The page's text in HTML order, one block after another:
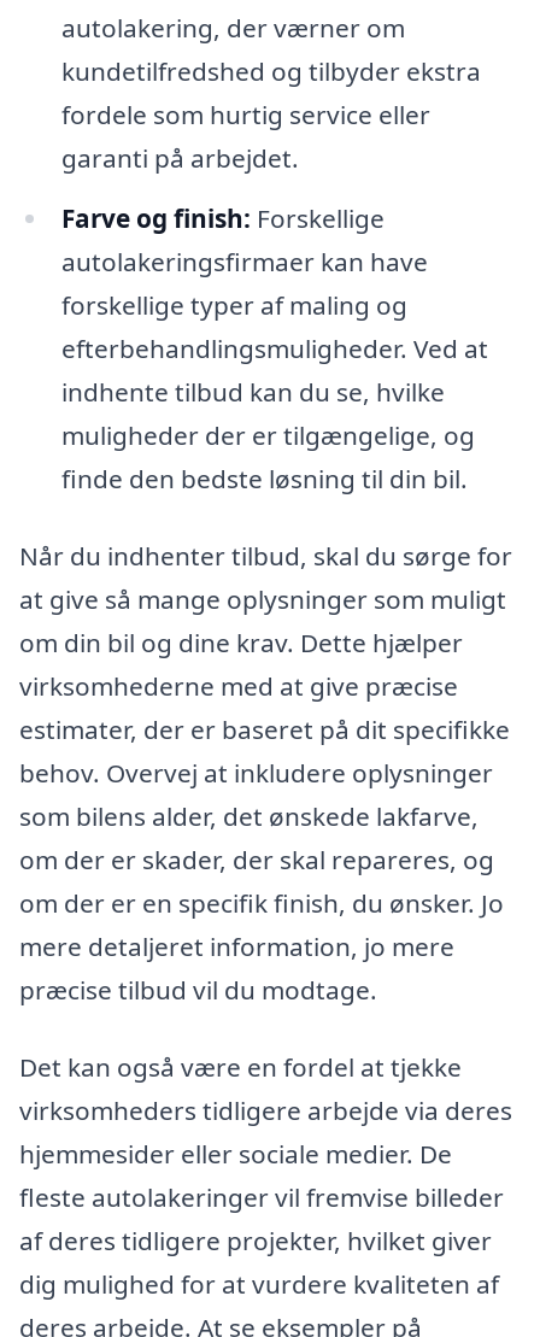
autolakering, der værner om
kundetilfredshed og tilbyder ekstra
fordele som hurtig service eller
garanti på arbejdet.
Farve og finish: Forskellige
autolakeringsfirmaer kan have
forskellige typer af maling og
efterbehandlingsmuligheder. Ved at
indhente tilbud kan du se, hvilke
muligheder der er tilgængelige, og
finde den bedste løsning til din bil.
Når du indhenter tilbud, skal du sørge for
at give så mange oplysninger som muligt
om din bil og dine krav. Dette hjælper
virksomhederne med at give præcise
estimater, der er baseret på dit specifikke
behov. Overvej at inkludere oplysninger
som bilens alder, det ønskede lakfarve,
om der er skader, der skal repareres, og
om der er en specifik finish, du ønsker. Jo
mere detaljeret information, jo mere
præcise tilbud vil du modtage.
Det kan også være en fordel at tjekke
virksomheders tidligere arbejde via deres
hjemmesider eller sociale medier. De
fleste autolakeringer vil fremvise billeder
af deres tidligere projekter, hvilket giver
dig mulighed for at vurdere kvaliteten af
deres arbejde. At se eksempler på